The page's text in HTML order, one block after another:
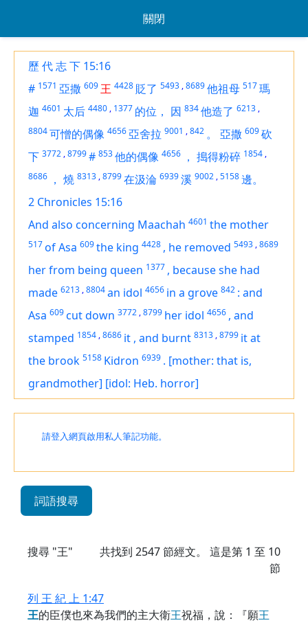
關閉
歷 代 志 下 15:16
# 1571 亞撒 609王 4428 貶了 5493 ,8689他祖母 517瑪
迦 4601 太后 4480 , 1377 的位， 因 834他造了 6213 ,
8804可憎的偶像 4656亞舍拉 9001 ,842 。 亞撒 609砍
下 3772 ,8799# 853他的偶像 4656 ， 搗得粉碎 1854 ,
8686 ， 燒 8313 ,8799在汲淪 6939溪 9002 ,5158邊。
2 Chronicles 15:16
And also concerning Maachah 4601 the mother
517of Asa 609the king 4428 , he removed 5493 ,8689
her from being queen 1377 , because she had
made 6213 ,8804an idol 4656 in a grove 842 : and
Asa 609cut down 3772 ,8799 her idol 4656 , and
stamped 1854 ,8686 it , and burnt 8313 ,8799 itat
the brook 5158 Kidron 6939 . [mother: that is,
grandmother] [idol: Heb. horror]
請登入網頁啟用私人筆記功能。
詞語搜尋
搜尋 "王" 共找到 2547節經文。 這是第 1 至 10
節
列 王 紀 上 1:47
王的臣僕也來為我們的主大衛王祝福，說：『願王